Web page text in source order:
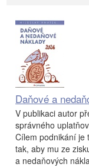
Daňové a
V publikaci autor
správného
Cílem podnikání je
tak, aby mu ze
a nedaňových